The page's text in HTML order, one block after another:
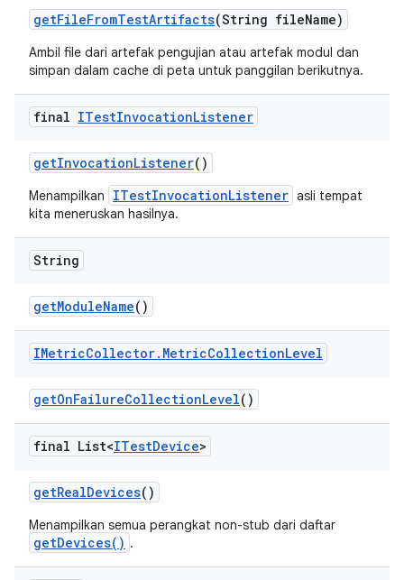
getFileFromTestArtifacts(String fileName)
Ambil file dari artefak pengujian atau artefak modul dan
simpan dalam cache di peta untuk panggilan berikutnya.
final ITestInvocationListener
getInvocationListener()
Menampilkan ITestInvocationListener asli tempat
kita meneruskan hasilnya.
String
getModuleName()
IMetricCollector. MetricCollectionLevel
getOnFailureCollectionLevel()
final List<ITestDevice>
getRealDevices()
Menampilkan semua perangkat non-stub dari daftar
getDevices() .